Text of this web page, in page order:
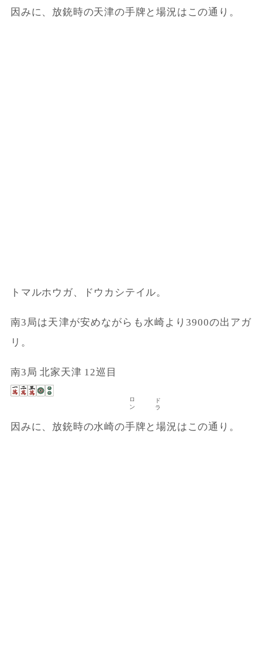
因みに、放銃時の天津の手牌と場況はこの通り。
トマルホウガ、ドウカシテイル。
南3局は天津が安めながらも水崎より3900の出アガ
リ。
南3局 北家天津 12巡目
ロン ドラ
因みに、放銃時の水崎の手牌と場況はこの通り。